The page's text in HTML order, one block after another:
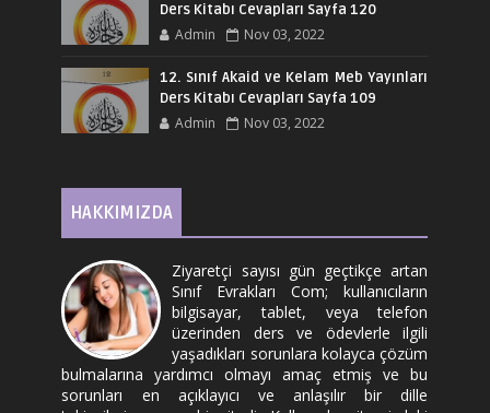
Ders Kitabı Cevapları Sayfa 120
Admin Nov 03, 2022
12. Sınıf Akaid ve Kelam Meb Yayınları
Ders Kitabı Cevapları Sayfa 109
Admin Nov 03, 2022
HAKKIMIZDA
Ziyaretçi sayısı gün geçtikçe artan
Sınıf Evrakları Com; kullanıcıların
bilgisayar, tablet, veya telefon
üzerinden ders ve ödevlerle ilgili
yaşadıkları sorunlara kolayca çözüm
bulmalarına yardımcı olmayı amaç etmiş ve bu
sorunları en açıklayıcı ve anlaşılır bir dille